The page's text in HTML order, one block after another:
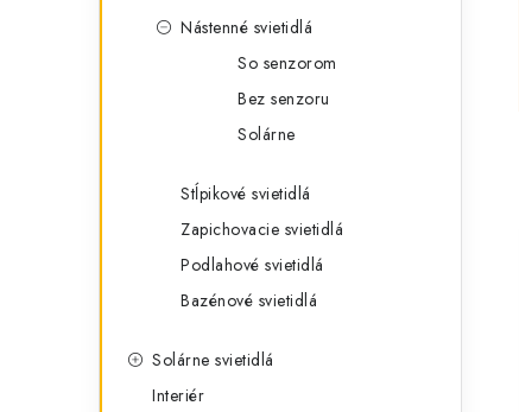
Nástenné svietidlá
So senzorom
Bez senzoru
Solárne
Stĺpikové svietidlá
Zapichovacie svietidlá
Podlahové svietidlá
Bazénové svietidlá
Solárne svietidlá
Interiér